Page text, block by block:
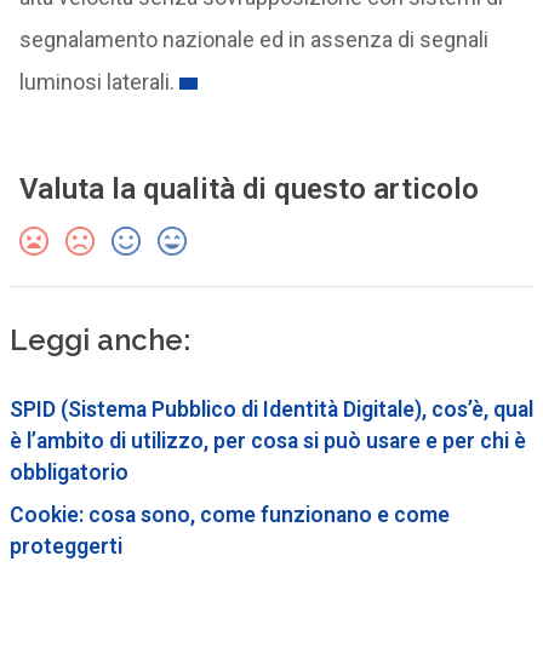
segnalamento nazionale ed in assenza di segnali
luminosi laterali.
Valuta la qualità di questo articolo
Leggi anche:
SPID (Sistema Pubblico di Identità Digitale), cos’è, qual
è l’ambito di utilizzo, per cosa si può usare e per chi è
obbligatorio
Cookie: cosa sono, come funzionano e come
proteggerti